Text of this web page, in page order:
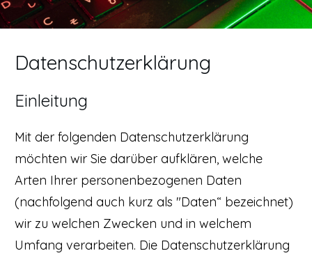
Datenschutzerklärung
Einleitung
Mit der folgenden Datenschutzerklärung
möchten wir Sie darüber aufklären, welche
Arten Ihrer personenbezogenen Daten
(nachfolgend auch kurz als "Daten“ bezeichnet)
wir zu welchen Zwecken und in welchem
Umfang verarbeiten. Die Datenschutzerklärung